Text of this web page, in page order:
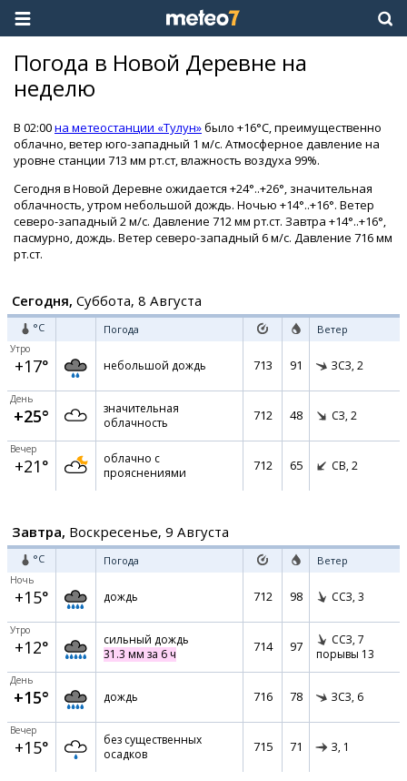
Погода в Новой Деревне на
неделю
В 02:00на метеостанции «Тулун»было +16°C, преимущественно
облачно, ветер юго-западный 1 м/с. Атмосферное давление на
уровне станции 713 мм рт.ст, влажность воздуха 99%.
Сегодня в Новой Деревне ожидается +24°..+26°, значительная
облачность, утром небольшой дождь. Ночью +14°..+16°. Ветер
северо-западный 2 м/с. Давление 712 мм рт.ст. Завтра +14°..+16°,
пасмурно, дождь. Ветер северо-западный 6 м/с. Давление 716 мм
рт.ст.
Сегодня, Суббота, 8 Августа
°C Погода Ветер
Утро
+17° небольшой дождь 713 91 ЗСЗ, 2
День
+25°
значительная
облачность
712 48 СЗ, 2
Вечер
+21°
облачно с
прояснениями
712 65 СВ, 2
Завтра, Воскресенье, 9 Августа
°C Погода Ветер
Ночь
+15° дождь 712 98 ССЗ, 3
Утро
+12°
сильный дождь
31.3 мм за 6 ч
714 97 ССЗ, 7
порывы 13
День
+15° дождь 716 78 ЗСЗ, 6
Вечер
+15°
без существенных
осадков
715 71 З, 1